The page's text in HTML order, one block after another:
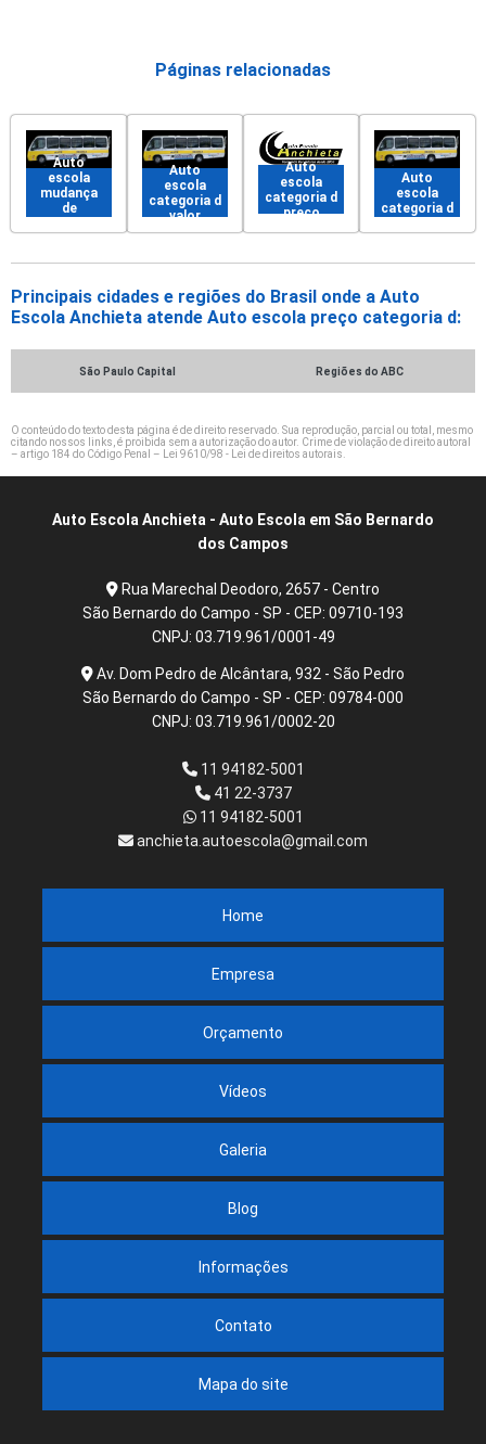
Páginas relacionadas
Auto
escola
mudança
de
Auto
escola
categoria d
valor
Auto
escola
categoria d
preço
Auto
escola
categoria d
Principais cidades e regiões do Brasil onde a Auto
Escola Anchieta atende Auto escola preço categoria d:
São Paulo Capital Regiões do ABC
O conteúdo do texto desta página é de direito reservado. Sua reprodução, parcial ou total, mesmo
citando nossos links, é proibida sem a autorização do autor. Crime de violação de direito autoral
– artigo 184 do Código Penal –
Lei 9610/98 - Lei de direitos autorais
Auto Escola Anchieta - Auto Escola em São Bernardo
dos Campos
Rua Marechal Deodoro, 2657 - Centro
São Bernardo do Campo - SP - CEP: 09710-193
CNPJ: 03.719.961/0001-49
Av. Dom Pedro de Alcântara, 932 - São Pedro
São Bernardo do Campo - SP - CEP: 09784-000
CNPJ: 03.719.961/0002-20
11 94182-5001
41 22-3737
11 94182-5001
anchieta.autoescola@gmail.com
Home
Empresa
Orçamento
Vídeos
Galeria
Blog
Informações
Contato
Mapa do site